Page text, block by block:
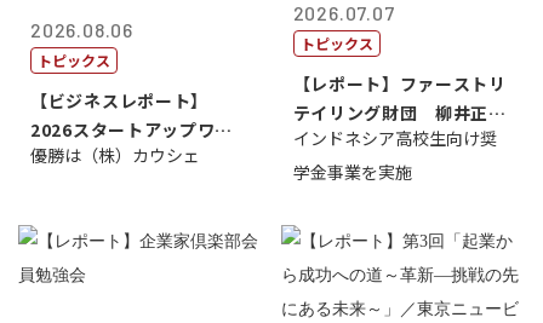
2026.08.06
トピックス
【ビジネスレポート】
2026スタートアップワー
ルドカップ東京
優勝は（株）カウシェ
2026.07.07
トピックス
【レポート】ファーストリ
テイリング財団 柳井正
理事長
インドネシア高校生向け奨
学金事業を実施